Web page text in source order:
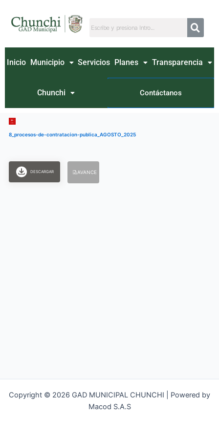
contenido
Inicio Municipio Servicios Planes Transparencia
Chunchi Contáctanos
8_procesos-de-contratacion-publica_AGOSTO_2025
DESCARGAR AVANCE
Copyright © 2026 GAD MUNICIPAL CHUNCHI | Powered by
Macod S.A.S